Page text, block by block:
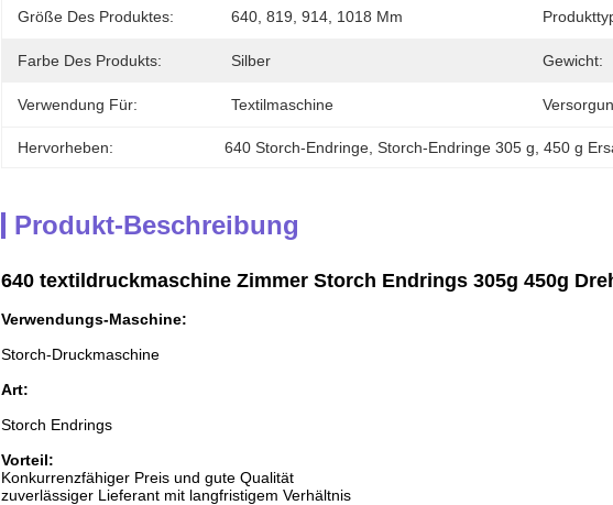
Größe Des Produktes: 640, 819, 914, 1018 Mm
Farbe Des Produkts: Silber Gewicht:
Verwendung Für: Textilmaschine
Hervorheben: 640 Storch-Endringe , Storch-Endringe 305 g , 450 g
Produkt-Beschreibung
640 textildruckmaschine Zimmer Storch Endrings 305g 450g
Verwendungs-Maschine:
Storch-Druckmaschine
Art:
Storch Endrings
Vorteil:
Konkurrenzfähiger Preis und gute Qualität
zuverlässiger Lieferant mit langfristigem Verhältnis